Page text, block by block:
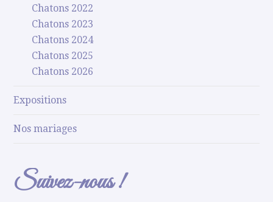
Chatons 2022
Chatons 2023
Chatons 2024
Chatons 2025
Chatons 2026
Expositions
Nos mariages
Suivez-nous !